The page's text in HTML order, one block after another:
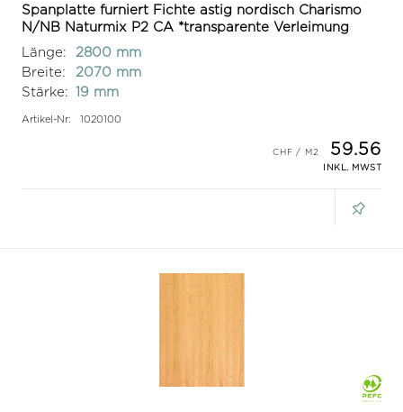
Spanplatte furniert Fichte astig nordisch Charismo
N/NB Naturmix P2 CA *transparente Verleimung
Länge:
2800 mm
Breite:
2070 mm
Stärke: 19 mm
Artikel-Nr: 1020100
59.56
INKL. MWST